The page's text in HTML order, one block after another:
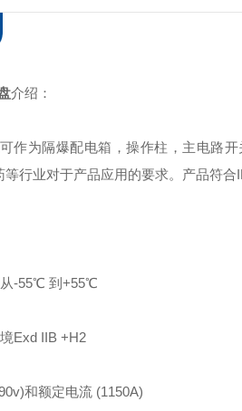
介绍：
作为隔爆配电箱，操作柱，主电路
行业对于产品应用的要求。产品符合
从-55℃ 到+55℃
Exd IIB +H2
和额定电流 (1150A)